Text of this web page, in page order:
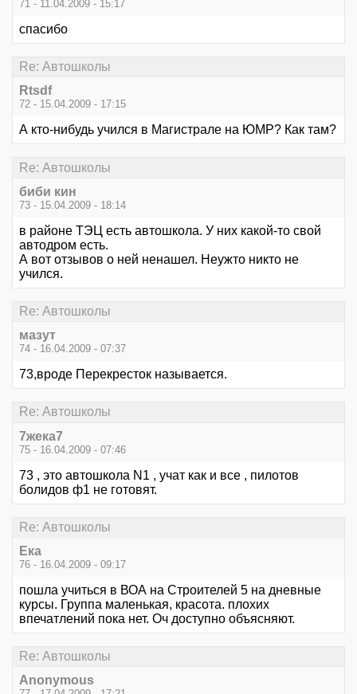
71 - 11.04.2009 - 15:17
спасибо
Re: Автошколы
Rtsdf
72 - 15.04.2009 - 17:15
А кто-нибудь учился в Магистрале на ЮМР? Как там?
Re: Автошколы
биби кин
73 - 15.04.2009 - 18:14
в районе ТЭЦ есть автошкола. У них какой-то свой
автодром есть.
А вот отзывов о ней ненашел. Неужто никто не
учился.
Re: Автошколы
мазут
74 - 16.04.2009 - 07:37
73,вроде Перекресток называется.
Re: Автошколы
7жека7
75 - 16.04.2009 - 07:46
73 , это автошкола N1 , учат как и все , пилотов
болидов ф1 не готовят.
Re: Автошколы
Ека
76 - 16.04.2009 - 09:17
пошла учиться в ВОА на Строителей 5 на дневные
курсы. Группа маленькая, красота. плохих
впечатлений пока нет. Оч доступно объясняют.
Re: Автошколы
Anonymous